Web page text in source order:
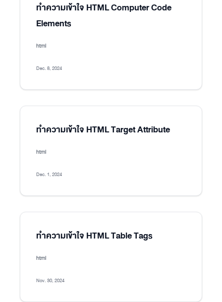
ทำความเข้าใจ HTML Computer Code
Elements
html
Dec. 8, 2024
ทำความเข้าใจ HTML Target Attribute
html
Dec. 1, 2024
ทำความเข้าใจ HTML Table Tags
html
Nov. 30, 2024